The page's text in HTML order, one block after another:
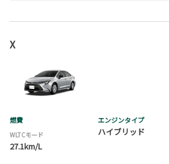
X
燃費
WLTCモード
27.1km/L
エンジンタイプ
ハイブリッド